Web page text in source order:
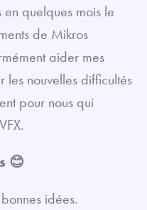
en quelques mois le
de Mikros
aider mes
les nouvelles difficultés
pour nous qui
😊
idées.